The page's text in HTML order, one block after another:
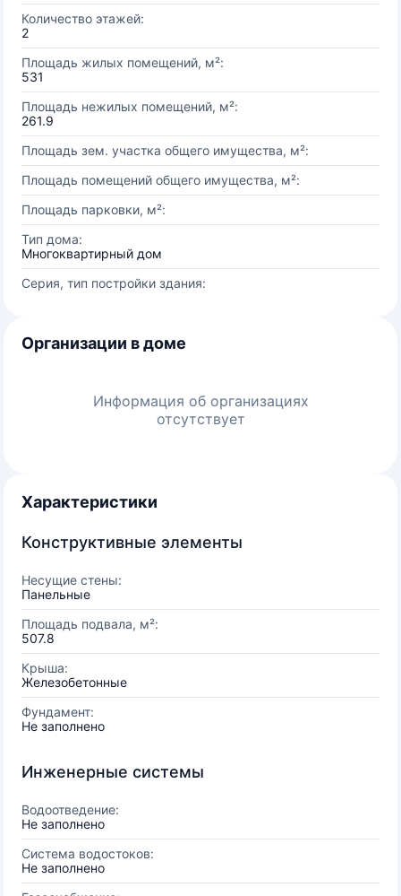
Количество этажей:
2
Площадь жилых помещений, м²:
531
Площадь нежилых помещений, м²:
261.9
Площадь зем. участка общего имущества, м²:
Площадь помещений общего имущества, м²:
Площадь парковки, м²:
Тип дома:
Многоквартирный дом
Серия, тип постройки здания:
Организации в доме
Информация об организациях
отсутствует
Характеристики
Конструктивные элементы
Несущие стены:
Панельные
Площадь подвала, м²:
507.8
Крыша:
Железобетонные
Фундамент:
Не заполнено
Инженерные системы
Водоотведение:
Не заполнено
Система водостоков:
Не заполнено